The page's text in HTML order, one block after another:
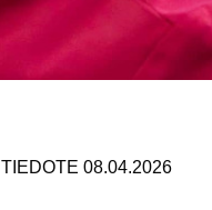
TIEDOTE 08.04.2026